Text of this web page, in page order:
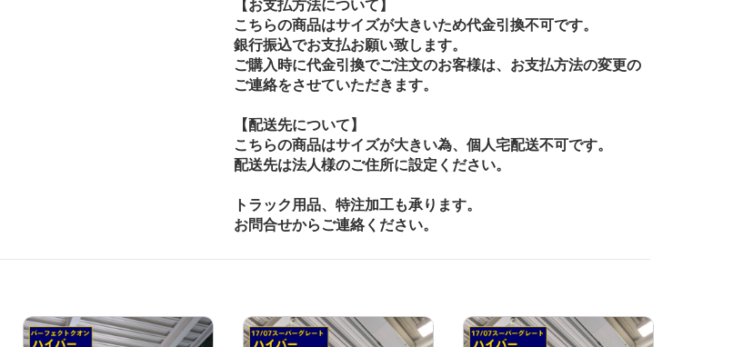
【お支払方法について】
こちらの商品はサイズが大きいため代金引換不可です。
銀行振込でお支払お願い致します。
ご購入時に代金引換でご注文のお客様は、お支払方法の変更の
ご連絡をさせていただきます。
【配送先について】
こちらの商品はサイズが大きい為、個人宅配送不可です。
配送先は法人様のご住所に設定ください。
トラック用品、特注加工も承ります。
お問合せからご連絡ください。